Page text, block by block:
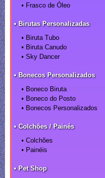
• Frasco de Óleo
• Birutas Personalizadas
• Biruta Tubo
• Biruta Canudo
• Sky Dancer
• Bonecos Personalizados
• Boneco Biruta
• Boneco do Posto
• Bonecos Personalizados
• Colchões / Painés
• Colchões
• Painéis
• Pet Shop